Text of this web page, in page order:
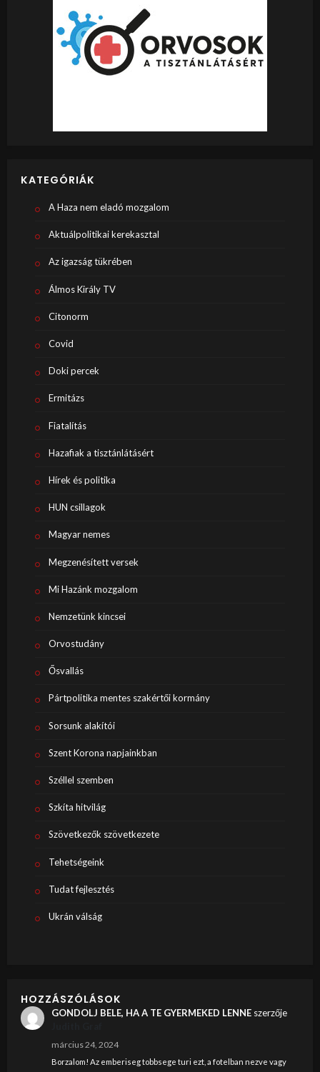
KATEGÓRIÁK
A Haza nem eladó mozgalom
Aktuálpolitikai kerekasztal
Az igazság tükrében
Álmos Király TV
Citonorm
Covid
Doki percek
Ermitázs
Fiatalítás
Hazafiak a tisztánlátásért
Hírek és politika
HUN csillagok
Magyar nemes
Megzenésített versek
Mi Hazánk mozgalom
Nemzetünk kincsei
Orvostudány
Ősvallás
Pártpolitika mentes szakértői kormány
Sorsunk alakítói
Szent Korona napjainkban
Széllel szemben
Szkíta hitvilág
Szövetkezők szövetkezete
Tehetségeink
Tudat fejlesztés
Ukrán válság
HOZZÁSZÓLÁSOK
GONDOLJ BELE, HA A TE GYERMEKED LENNEszerzője
március 24, 2024
Borzalom! Az emberiseg tobbsege turi ezt, a fotelban nezve vagy